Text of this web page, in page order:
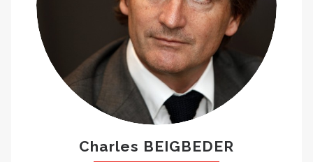
Charles BEIGBEDER